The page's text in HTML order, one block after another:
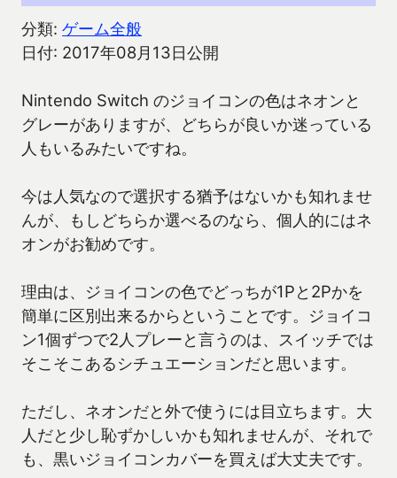
分類: ゲーム全般
日付: 2017年08月13日公開
Nintendo Switch のジョイコンの色はネオンと
グレーがありますが、どちらが良いか迷っている
人もいるみたいですね。
今は人気なので選択する猶予はないかも知れませ
んが、もしどちらか選べるのなら、個人的にはネ
オンがお勧めです。
理由は、ジョイコンの色でどっちが1Pと2Pかを
簡単に区別出来るからということです。ジョイコ
ン1個ずつで2人プレーと言うのは、スイッチでは
そこそこあるシチュエーションだと思います。
ただし、ネオンだと外で使うには目立ちます。大
人だと少し恥ずかしいかも知れませんが、それで
も、黒いジョイコンカバーを買えば大丈夫です。